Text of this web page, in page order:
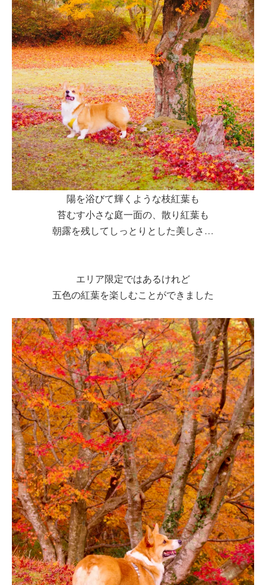
陽を浴びて輝くような枝紅葉も
苔むす小さな庭一面の、散り紅葉も
朝露を残してしっとりとした美しさ…
エリア限定ではあるけれど
五色の紅葉を楽しむことができました